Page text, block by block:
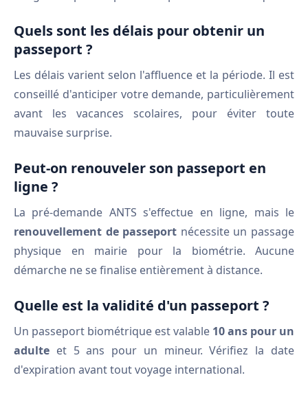
Quels sont les délais pour obtenir un
passeport ?
Les délais varient selon l'affluence et la période. Il est
conseillé d'anticiper votre demande, particulièrement
avant les vacances scolaires, pour éviter toute
mauvaise surprise.
Peut-on renouveler son passeport en
ligne ?
La pré-demande ANTS s'effectue en ligne, mais le
renouvellement de passeport nécessite un passage
physique en mairie pour la biométrie. Aucune
démarche ne se finalise entièrement à distance.
Quelle est la validité d'un passeport ?
Un passeport biométrique est valable 10 ans pour un
adulte et 5 ans pour un mineur. Vérifiez la date
d'expiration avant tout voyage international.